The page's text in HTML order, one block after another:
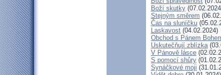
Boží skutky
Stejným směrem
Čas na sluníčku
Laskavost (04.02.2024)
Obchod s Pánem
Uskutečňují zblízka
V Pánově lásce
S pomocí shůry
Synáčkové moji